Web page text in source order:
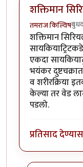
शक्तिमान
तमराज किल्विष
शक्तिमान
एकदा
भयंकर
व शरीरक्रिया
केल्या तर वेड
पडलो.
प्रतिसाद